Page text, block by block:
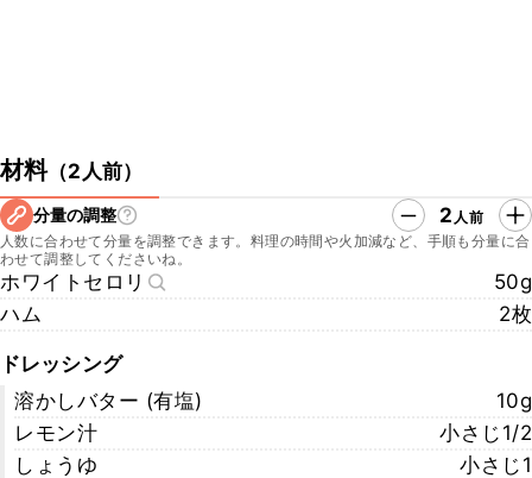
材料（2人前）
分量の調整 2 人前
人数に合わせて分量を調整できます。料理の時間や火加減など、手順も分量に合
わせて調整してくださいね。
ホワイトセロリ
50g
ハム
2枚
ドレッシング
溶かしバター (有塩)
10g
レモン汁
小さじ1/2
しょうゆ
小さじ1